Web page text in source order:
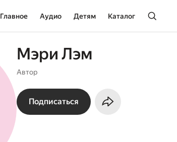
Главное Аудио Детям Каталог
Мэри Лэм
Автор
Подписаться